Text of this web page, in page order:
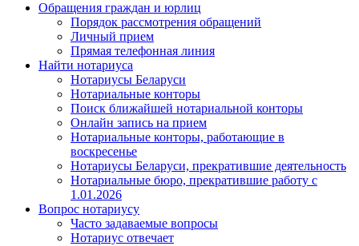
Обращения граждан и юрлиц
Порядок рассмотрения обращений
Личный прием
Прямая телефонная линия
Найти нотариуса
Нотариусы Беларуси
Нотариальные конторы
Поиск ближайшей нотариальной конторы
Онлайн запись на прием
Нотариальные конторы, работающие в
воскресенье
Нотариусы Беларуси, прекратившие деятельность
Нотариальные бюро, прекратившие работу с
1.01.2026
Вопрос нотариусу
Часто задаваемые вопросы
Нотариус отвечает